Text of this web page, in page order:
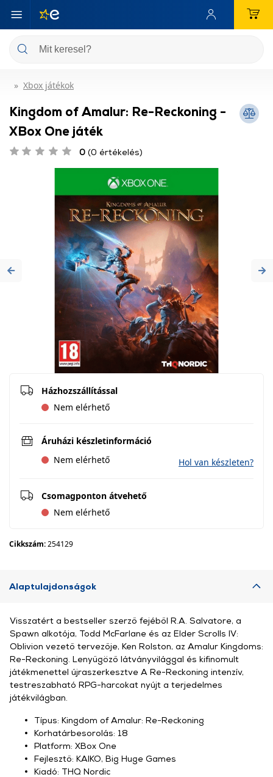
Xbox játékok
Kingdom of Amalur: Re-Reckoning -
XBox One játék
0 (0 értékelés)
Previous
Házhozszállítással
Nem elérhető
Áruházi készletinformáció
Nem elérhető
Hol van készleten?
Csomagponton átvehető
Nem elérhető
Cikkszám:254129
Alaptulajdonságok
Visszatért a bestseller szerző fejéből R.A. Salvatore, a
Spawn alkotója, Todd McFarlane és az Elder Scrolls IV:
Oblivion vezető tervezője, Ken Rolston, az Amalur Kingdoms:
Re-Reckoning. Lenyűgöző látványvilággal és kifinomult
játékmenettel újraszerkesztve A Re-Reckoning intenzív,
testreszabható RPG-harcokat nyújt a terjedelmes
játékvilágban.
Típus: Kingdom of Amalur: Re-Reckoning
Korhatárbesorolás: 18
Platform: XBox One
Fejlesztő: KAIKO, Big Huge Games
Kiadó: THQ Nordic